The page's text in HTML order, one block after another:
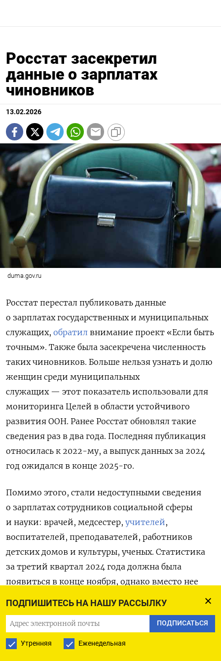
ПОДПИШИТЕСЬ НА НАШУ РАССЫЛКУ
ПОДПИСАТЬСЯ
Утренняя Еженедельная
Росстат засекретил
данные о зарплатах
чиновников
13.02.2026
duma.gov.ru
Росстат перестал публиковать данные
о зарплатах государственных и муниципальных
служащих, обратил внимание проект «Если быть
точным». Также была засекречена численность
таких чиновников. Больше нельзя узнать и долю
женщин среди муниципальных
служащих — этот показатель использовали для
мониторинга Целей в области устойчивого
развития ООН. Ранее Росстат обновлял такие
сведения раз в два года. Последняя публикация
относилась к 2022-му, а выпуск данных за 2024
год ожидался в конце 2025-го.
Помимо этого, стали недоступными сведения
о зарплатах сотрудников социальной сферы
и науки: врачей, медсестер, учителей,
воспитателей, преподавателей, работников
детских домов и культуры, ученых. Статистика
за третий квартал 2024 года должна была
появиться в конце ноября, однако вместо нее
С 2022 года Росстат не раскрывает данные